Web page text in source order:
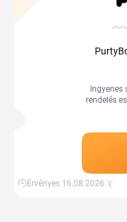
rendelés
Érvényes 16.08.2026-ig